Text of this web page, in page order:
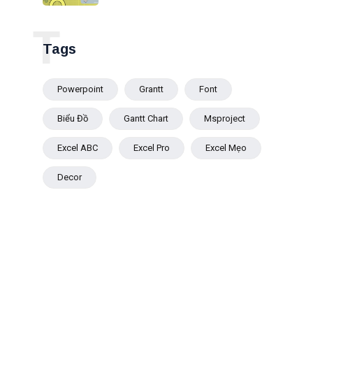
Tags
T
Powerpoint Grantt Font
Biểu Đồ Gantt Chart Msproject
Excel ABC Excel Pro Excel Mẹo
Decor